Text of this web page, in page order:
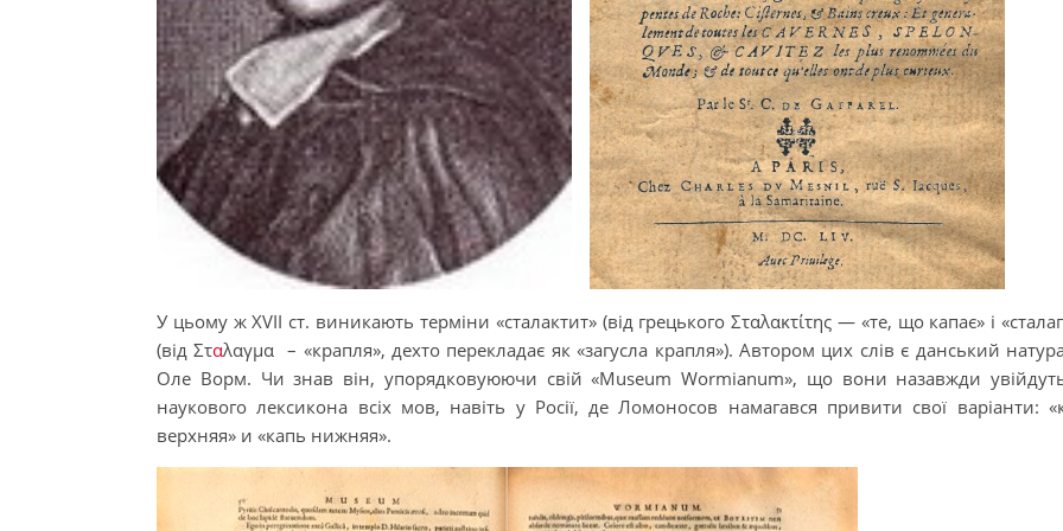
У цьому ж XVII ст. виникають терміни «сталактит» (від грецького Σταλακτίτης — «те, що капає» і
(від Σταλαγμα – «крапля», дехто перекладає як «загусла крапля»). Автором цих слів є данський
Оле Ворм. Чи знав він, упорядковуюючи свій «Museum Wormianum», що вони назавжди
наукового лексикона всіх мов, навіть у Росії, де Ломоносов намагався привити свої варіанти:
верхняя» и «капь нижняя».